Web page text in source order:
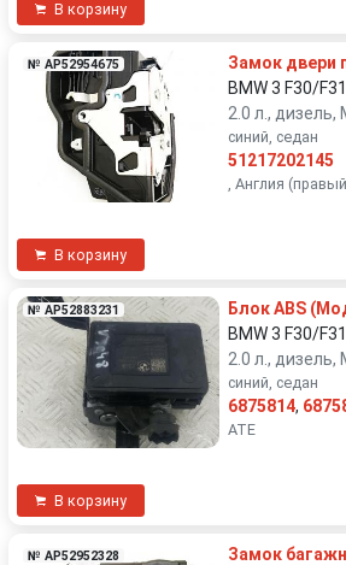
В корзину
№ AP52954675
Замок двери
BMW 3 F30/
2.0 л., дизель,
синий, седан
51217202145
, Англия
В корзину
№ AP52883231
Блок ABS
BMW 3 F30/
2.0 л., дизель,
синий, седан
6875814,
ATE
В корзину
№ AP52952328
Замок